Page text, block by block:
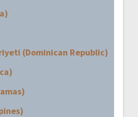
(Dominican Republic)